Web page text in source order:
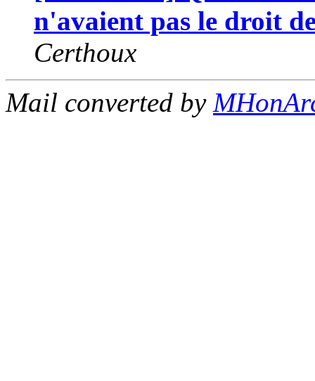
n'avaient pas le droit
Certhoux
Mail converted by